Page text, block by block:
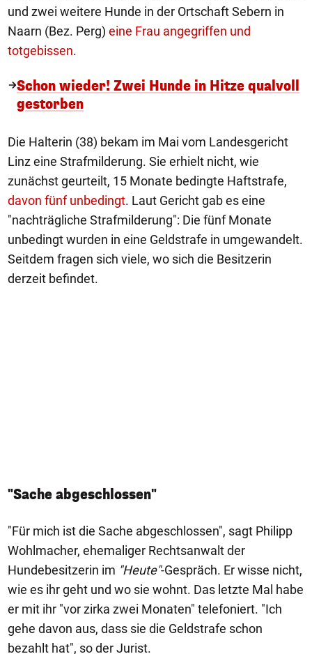
und zwei weitere Hunde in der Ortschaft Sebern in
Naarn (Bez. Perg) eine Frau angegriffen und
totgebissen.
Schon wieder! Zwei Hunde in Hitze qualvoll
gestorben
Die Halterin (38) bekam im Mai vom Landesgericht
Linz eine Strafmilderung. Sie erhielt nicht, wie
zunächst geurteilt, 15 Monate bedingte Haftstrafe,
davon fünf unbedingt. Laut Gericht gab es eine
"nachträgliche Strafmilderung": Die fünf Monate
unbedingt wurden in eine Geldstrafe in umgewandelt.
Seitdem fragen sich viele, wo sich die Besitzerin
derzeit befindet.
"Sache abgeschlossen"
"Für mich ist die Sache abgeschlossen", sagt Philipp
Wohlmacher, ehemaliger Rechtsanwalt der
Hundebesitzerin im "Heute"-Gespräch. Er wisse nicht,
wie es ihr geht und wo sie wohnt. Das letzte Mal habe
er mit ihr "vor zirka zwei Monaten" telefoniert. "Ich
gehe davon aus, dass sie die Geldstrafe schon
bezahlt hat", so der Jurist.